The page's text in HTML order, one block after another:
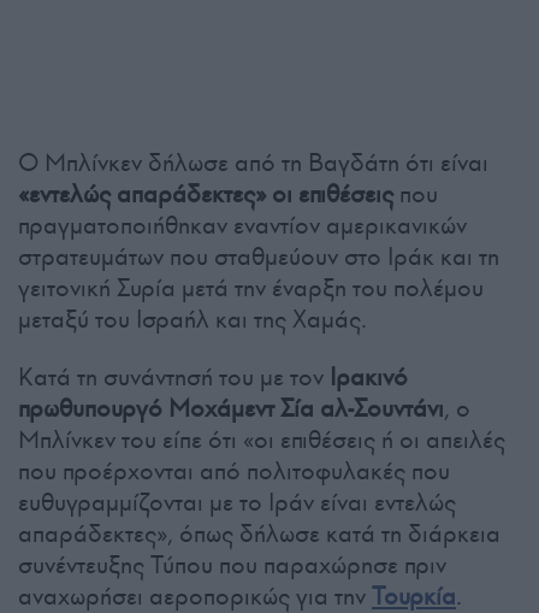
Ο Μπλίνκεν δήλωσε από τη Βαγδάτη ότι είναι
«εντελώς απαράδεκτες» οι επιθέσειςπου
πραγματοποιήθηκαν εναντίον αμερικανικών
στρατευμάτων που σταθμεύουν στο Ιράκ και τη
γειτονική Συρία μετά την έναρξη του πολέμου
μεταξύ του Ισραήλ και της Χαμάς.
Κατά τη συνάντησή του με τον Ιρακινό
πρωθυπουργό Μοχάμεντ Σία αλ-Σουντάνι, ο
Μπλίνκεν του είπε ότι «οι επιθέσεις ή οι απειλές
που προέρχονται από πολιτοφυλακές που
ευθυγραμμίζονται με το Ιράν είναι εντελώς
απαράδεκτες», όπως δήλωσε κατά τη διάρκεια
συνέντευξης Τύπου που παραχώρησε πριν
αναχωρήσει αεροπορικώς για τηνΤουρκία.